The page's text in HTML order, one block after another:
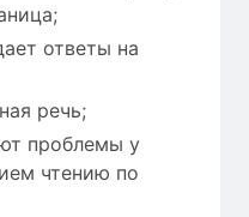
ответы на
речь;
проблемы у
чтению по